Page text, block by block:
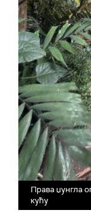
Права џунгла
кућу